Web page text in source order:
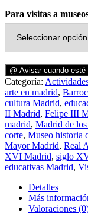
Para visitas a
@ Avisar cuando esté
Categoría:
arte en madrid,
cultura Madrid,
II Madrid, Felipe III
madrid, Madrid de
corte, Museo historia
Mayor Madrid, Real
XVI Madrid, siglo
educativas Madrid,
Detalles
Más
Valoraciones